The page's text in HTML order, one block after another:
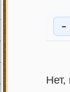
−
Нет,